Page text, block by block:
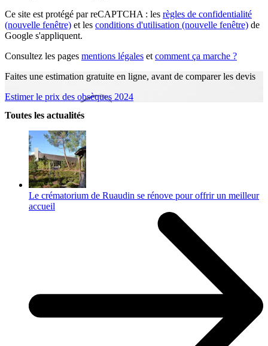
Ce site est protégé par reCAPTCHA : les règles de confidentialité
(nouvelle fenêtre) et les conditions d'utilisation (nouvelle fenêtre) de
Google s'appliquent.
Consultez les pages mentions légales et comment ça marche ?
Faites une estimation gratuite en ligne, avant de comparer les devis
Estimer le prix des obsèques 2024
Toutes les actualités
Le crématorium de Ruaudin se rénove pour offrir un meilleur
accueil